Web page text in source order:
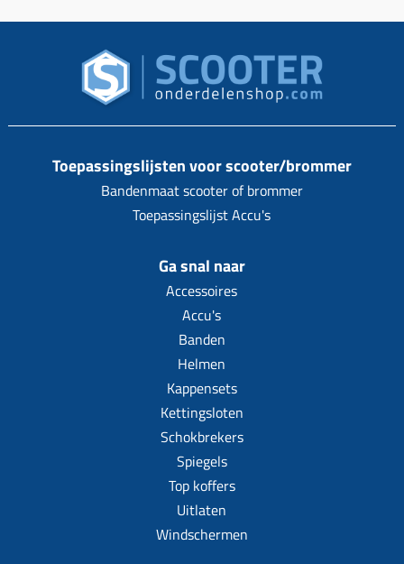
Toepassingslijsten voor scooter/brommer
Bandenmaat scooter of brommer
Toepassingslijst Accu's
Ga snal naar
Accessoires
Accu's
Banden
Helmen
Kappensets
Kettingsloten
Schokbrekers
Spiegels
Top koffers
Uitlaten
Windschermen